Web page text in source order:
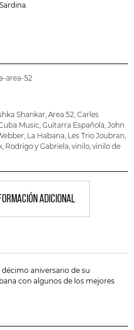
area-52
Shankar, Area 52, Carles
Music, Guitarra Española, John
, La Habana, Les Trio Joubran,
, Rodrigo y Gabriela, vinilo, vinilo de
ADICIONAL
aniversario de su
con algunos de los mejores